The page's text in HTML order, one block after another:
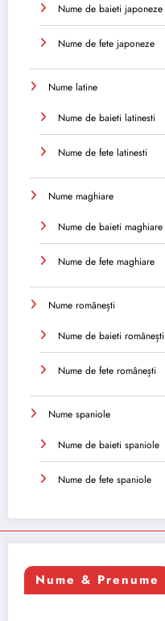
Nume de baieti japoneze
Nume de fete japoneze
Nume latine
Nume de baieti latinesti
Nume de fete latinesti
Nume maghiare
Nume de baieti maghiare
Nume de fete maghiare
Nume românești
Nume de baieti românești
Nume de fete românești
Nume spaniole
Nume de baieti spaniole
Nume de fete spaniole
Nume & Prenume